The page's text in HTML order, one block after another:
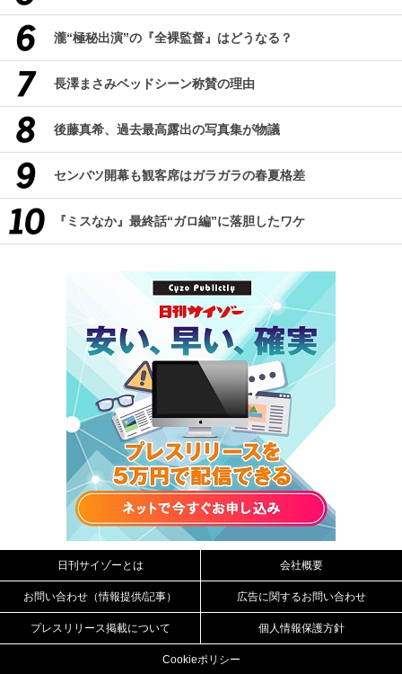
瀧“極秘出演”の『全裸監督』はどうなる？
長澤まさみベッドシーン称賛の理由
後藤真希、過去最高露出の写真集が物議
センバツ開幕も観客席はガラガラの春夏格差
『ミスなか』最終話“ガロ編”に落胆したワケ
日刊サイゾーとは 会社概要
お問い合わせ（情報提供/記事） 広告に関するお問い合わせ
プレスリリース掲載について 個人情報保護方針
Cookieポリシー